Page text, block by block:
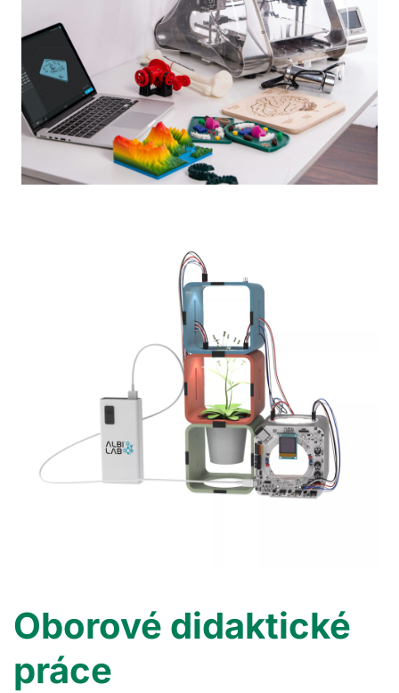
Oborové didaktické
práce